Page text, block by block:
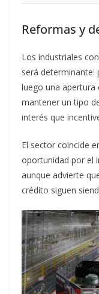
Reformas y
Los industriales
será determinante:
luego una apertura
mantener un tipo
interés que
El sector coincide
oportunidad por el
aunque advierte
crédito siguen